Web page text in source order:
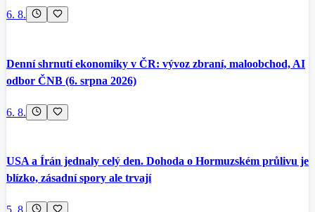
6. 8.
Denní shrnutí ekonomiky v ČR: vývoz zbraní, maloobchod, AI
odbor ČNB (6. srpna 2026)
6. 8.
USA a Írán jednaly celý den. Dohoda o Hormuzském průlivu je
blízko, zásadní spory ale trvají